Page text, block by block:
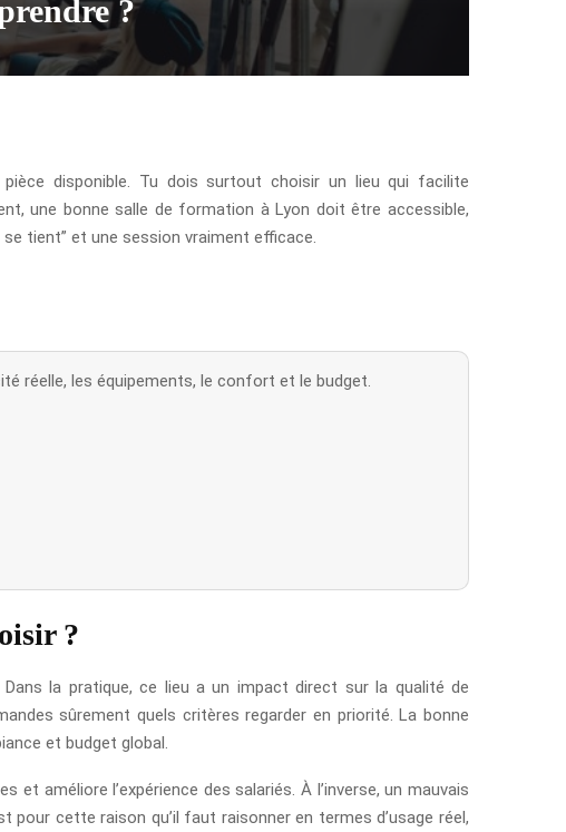
?
pièce disponible. Tu dois surtout choisir un lieu qui facilite
une bonne salle de formation à Lyon doit être accessible,
tient” et une session vraiment efficace.
réelle, les équipements, le confort et le budget.
?
la pratique, ce lieu a un impact direct sur la qualité de
sûrement quels critères regarder en priorité. La bonne
et budget global.
améliore l’expérience des salariés. À l’inverse, un mauvais
cette raison qu’il faut raisonner en termes d’usage réel,